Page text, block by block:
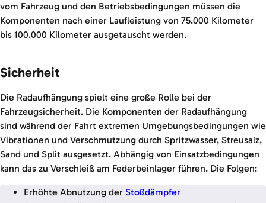
vom Fahrzeug und den Betriebsbedingungen müssen die
Komponenten nach einer Laufleistung von 75.000 Kilometer
bis 100.000 Kilometer ausgetauscht werden.
Sicherheit
Die Radaufhängung spielt eine große Rolle bei der
Fahrzeugsicherheit. Die Komponenten der Radaufhängung
sind während der Fahrt extremen Umgebungsbedingungen wie
Vibrationen und Verschmutzung durch Spritzwasser, Streusalz,
Sand und Split ausgesetzt. Abhängig von Einsatzbedingungen
kann das zu Verschleiß am Federbeinlager führen. Die Folgen:
Erhöhte Abnutzung der Stoßdämpfer